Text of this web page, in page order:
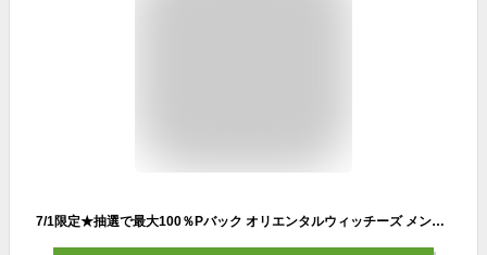
7/1限定★抽選で最大100％Pバック オリエンタルウィッチーズ メンズ レディス バレーボール 半袖Tシャツ アルペンオリジナルTシャツ ORIENTAL WITCHES